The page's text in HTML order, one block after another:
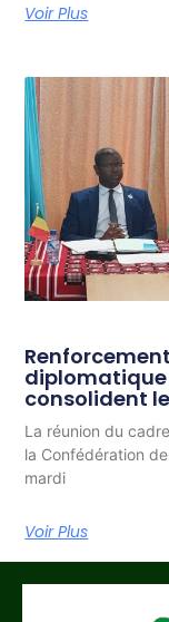
Voir Plus
diplomatique
consolident
La réunion du
la Confédération
mardi
Voir Plus